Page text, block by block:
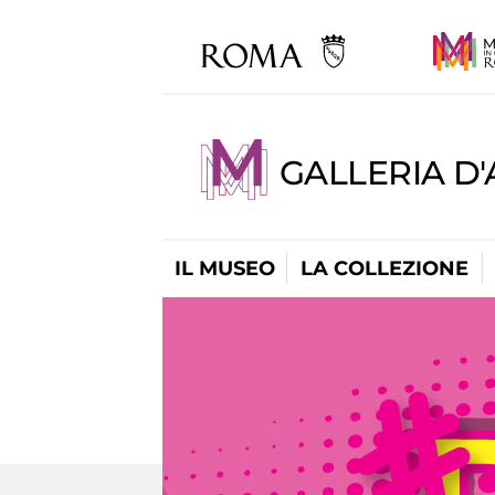
GALLERIA
IL MUSEO LA COLLEZIONE